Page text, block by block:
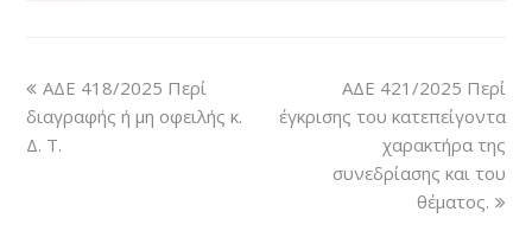
ΑΔΕ 418/2025 Περί
διαγραφής ή μη οφειλής κ.
Δ. Τ.
ΑΔΕ 421/2025 Περί
έγκρισης του κατεπείγοντα
χαρακτήρα της
συνεδρίασης και του
θέματος.